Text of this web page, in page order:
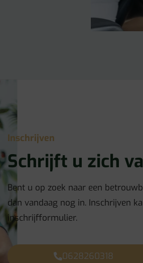
Inschrijven
Schrijft u zich
Bent u op zoek naar een
dan vandaag nog in. Inschrijven
inschrijfformulier.
0628260318